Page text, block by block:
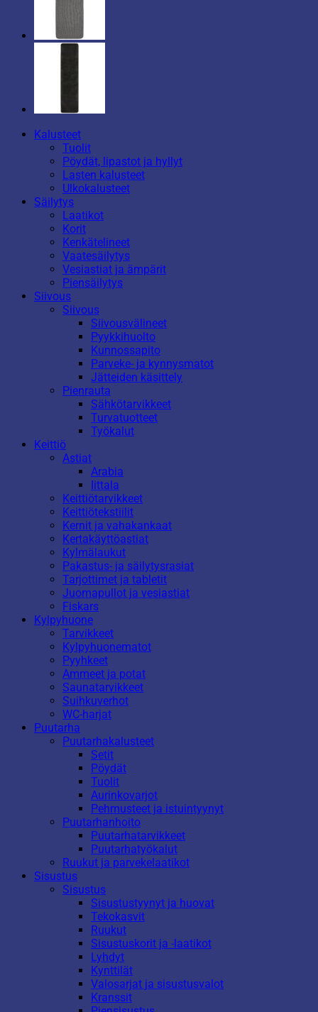
Kalusteet
Tuolit
Pöydät, lipastot ja hyllyt
Lasten kalusteet
Ulkokalusteet
Säilytys
Laatikot
Korit
Kenkätelineet
Vaatesäilytys
Vesiastiat ja ämpärit
Piensäilytys
Siivous
Siivous
Siivousvälineet
Pyykkihuolto
Kunnossapito
Parveke- ja kynnysmatot
Jätteiden käsittely
Pienrauta
Sähkötarvikkeet
Turvatuotteet
Työkalut
Keittiö
Astiat
Arabia
Iittala
Keittiötarvikkeet
Keittiötekstiilit
Kernit ja vahakankaat
Kertakäyttöastiat
Kylmälaukut
Pakastus- ja säilytysrasiat
Tarjottimet ja tabletit
Juomapullot ja vesiastiat
Fiskars
Kylpyhuone
Tarvikkeet
Kylpyhuonematot
Pyyhkeet
Ammeet ja potat
Saunatarvikkeet
Suihkuverhot
WC-harjat
Puutarha
Puutarhakalusteet
Setit
Pöydät
Tuolit
Aurinkovarjot
Pehmusteet ja istuintyynyt
Puutarhanhoito
Puutarhatarvikkeet
Puutarhatyökalut
Ruukut ja parvekelaatikot
Sisustus
Sisustus
Sisustustyynyt ja huovat
Tekokasvit
Ruukut
Sisustuskorit ja -laatikot
Lyhdyt
Kynttilät
Valosarjat ja sisustusvalot
Kranssit